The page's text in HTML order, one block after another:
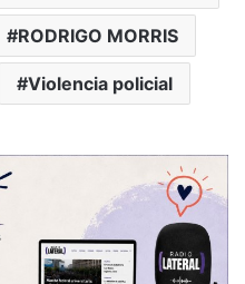
RODRIGO MORRIS
Violencia policial